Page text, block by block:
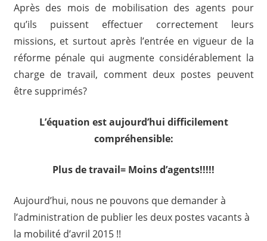
Après des mois de mobilisation des agents pour
qu’ils puissent effectuer correctement leurs
missions, et surtout après l’entrée en vigueur de la
réforme pénale qui augmente considérablement la
charge de travail, comment deux postes peuvent
être supprimés?
L’équation est aujourd’hui difficilement
compréhensible:
Plus de travail= Moins d’agents!!!!!
Aujourd’hui, nous ne pouvons que demander à
l’administration de publier les deux postes vacants à
la mobilité d’avril 2015 !!